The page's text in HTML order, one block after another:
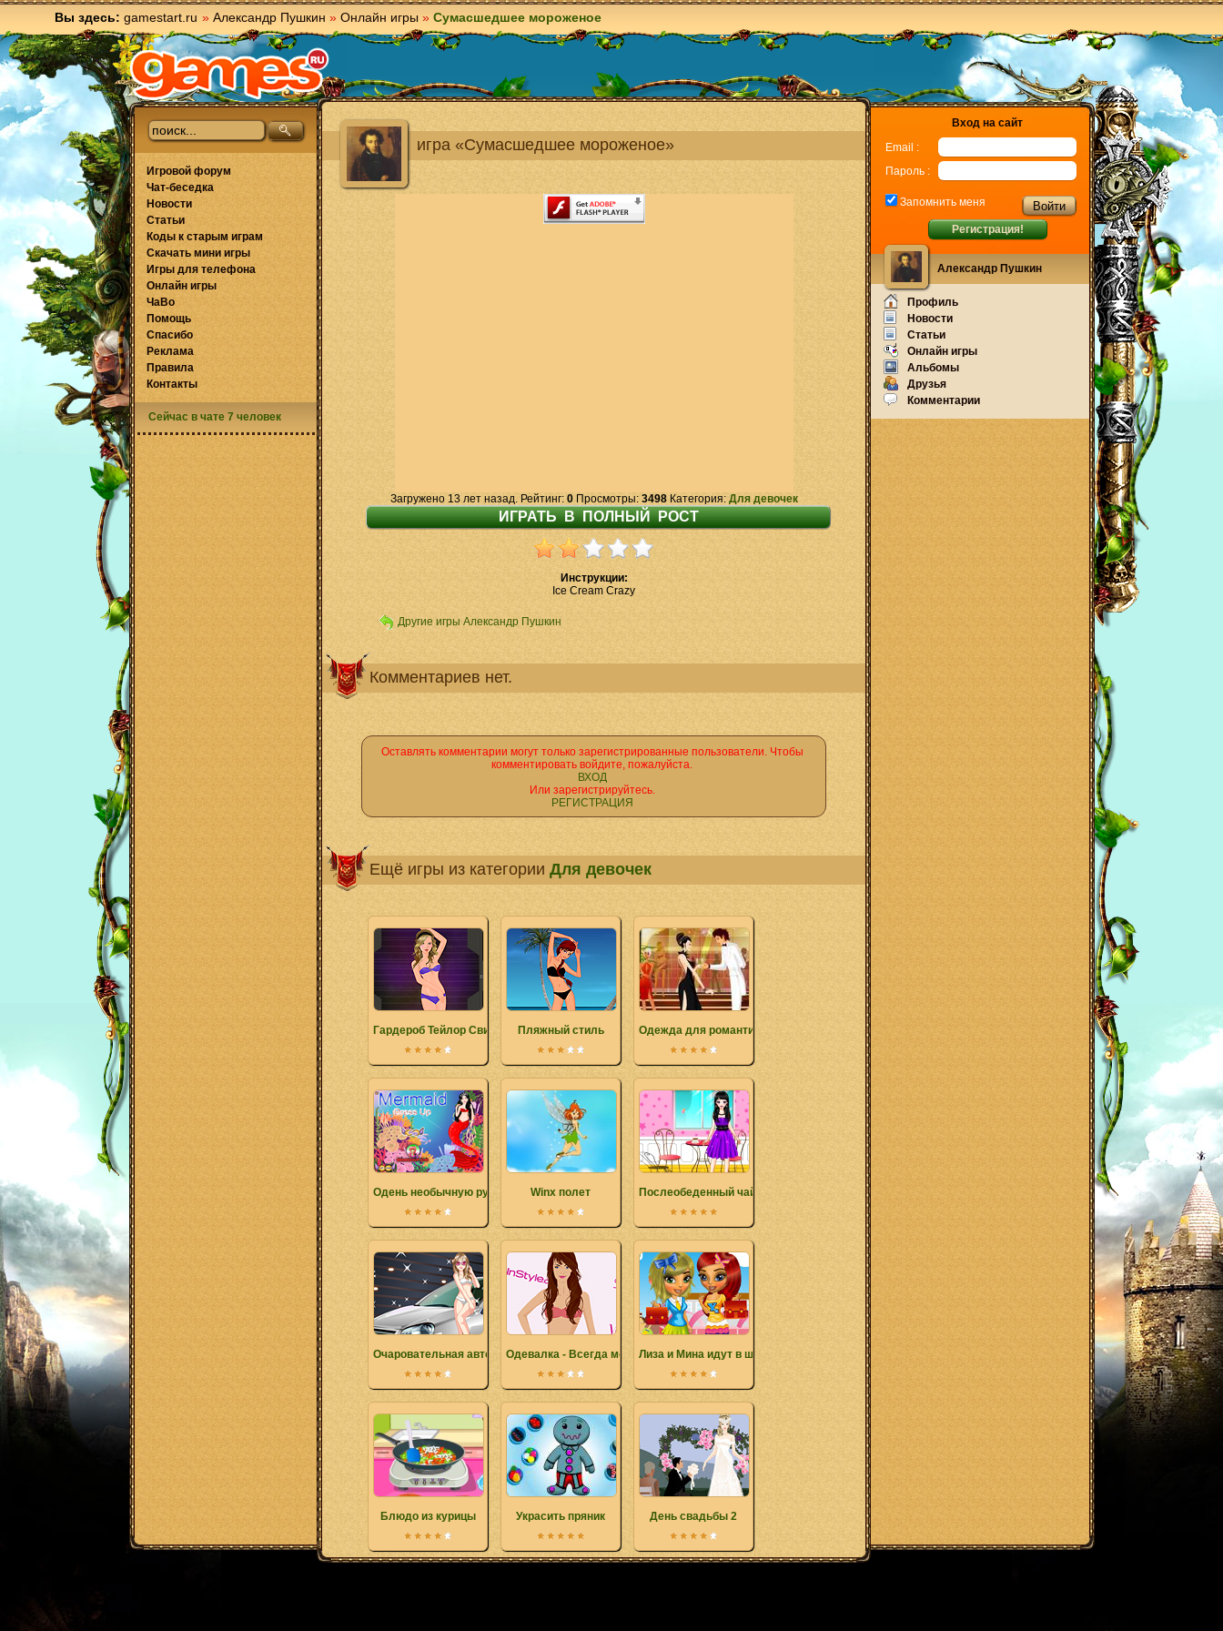
Вы здесь: gamestart.ru » Александр Пушкин » Онлайн игры » Сумасшедшее мороженое
игра «Сумасшедшее мороженое»
Загружено 13 лет назад. Рейтинг: 0Просмотры: 3498Категория: Для девочек
Инструкции:
Ice Cream Crazy
Другие игры Александр Пушкин
Комментариев нет.
Оставлять комментарии могут только зарегистрированные пользователи. Чтобы
комментировать войдите, пожалуйста.
ВХОД
Или зарегистрируйтесь.
РЕГИСТРАЦИЯ
Ещё игры из категории Для девочек
Гардероб Тейлор Свифт Пляжный стиль Одежда для романтического ужина
Одень необычную русалочкуWinx полет Послеобеденный чай Время радости
Очаровательная автомобильная модель
Одевалка - Всегда моднаяЛиза и Мина идут в школу
Блюдо из курицы Украсить пряник День свадьбы 2
Игровой форум
Чат-беседка
Новости
Статьи
Коды к старым играм
Скачать мини игры
Игры для телефона
Онлайн игры
ЧаВо
Помощь
Спасибо
Реклама
Правила
Контакты
Сейчас в чате 7 человек
Вход на сайт
Email :
Пароль :
Запомнить меня
Регистрация!
Александр Пушкин
Профиль
Новости
Статьи
Онлайн игры
Альбомы
Друзья
Комментарии